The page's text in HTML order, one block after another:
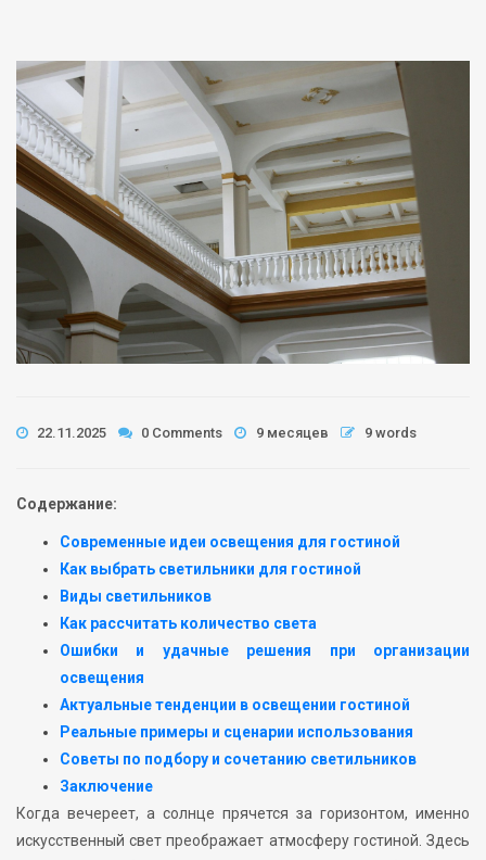
22.11.2025 0 Comments 9 месяцев 9 words
Содержание:
Современные идеи освещения для гостиной
Как выбрать светильники для гостиной
Виды светильников
Как рассчитать количество света
Ошибки и удачные решения при организации
освещения
Актуальные тенденции в освещении гостиной
Реальные примеры и сценарии использования
Советы по подбору и сочетанию светильников
Заключение
Когда вечереет, а солнце прячется за горизонтом, именно
искусственный свет преображает атмосферу гостиной. Здесь